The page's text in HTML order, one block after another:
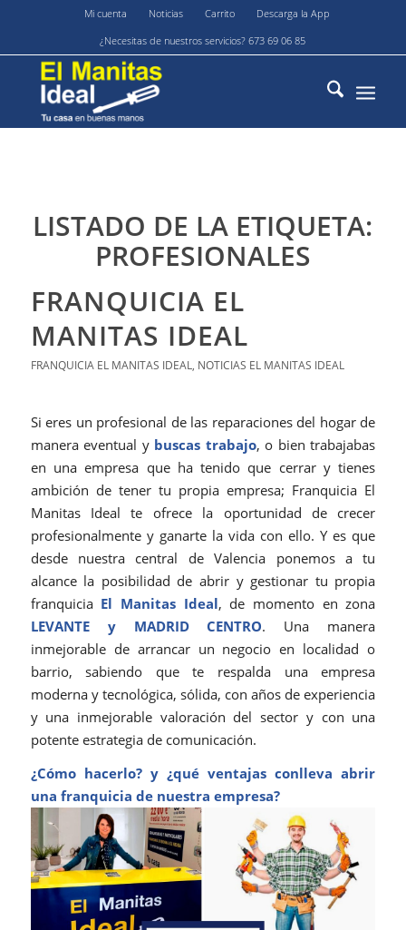
Mi cuenta Noticias Carrito
Descarga la App
¿Necesitas de nuestros servicios? 673 69 06 85
LISTADO DE LA ETIQUETA:
PROFESIONALES
FRANQUICIA EL
MANITAS IDEAL
FRANQUICIA EL MANITAS IDEAL, NOTICIAS EL MANITAS IDEAL
Si eres un profesional de las reparaciones del hogar de
manera eventual ybuscas trabajo, o bien trabajabas
en una empresa que ha tenido que cerrar y tienes
ambición de tener tu propia empresa; Franquicia El
Manitas Ideal te ofrece la oportunidad de crecer
profesionalmente y ganarte la vida con ello. Y es que
desde nuestra central de Valencia ponemos a tu
alcance la posibilidad de abrir y gestionar tu propia
franquicia El Manitas Ideal, de momento en zona
LEVANTE y MADRID CENTRO. Una manera
inmejorable de arrancar un negocio en localidad o
barrio, sabiendo que te respalda una empresa
moderna y tecnológica, sólida, con años de experiencia
y una inmejorable valoración del sector y con una
potente estrategia de comunicación.
¿Cómo hacerlo? y ¿qué ventajas conlleva abrir
una franquicia de nuestra empresa?